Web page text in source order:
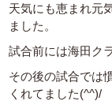
天気にも恵まれ元
ました。
試合前には海田ク
その後の試合では
くれてました(^^)/